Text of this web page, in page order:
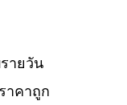
ายวัน
าคาถูก